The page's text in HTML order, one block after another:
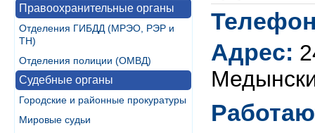
Правоохранительные органы
Отделения ГИБДД (МРЭО, РЭР и
ТН)
Отделения полиции (ОМВД)
Судебные органы
Городские и районные прокуратуры
Мировые судьи
Адрес: